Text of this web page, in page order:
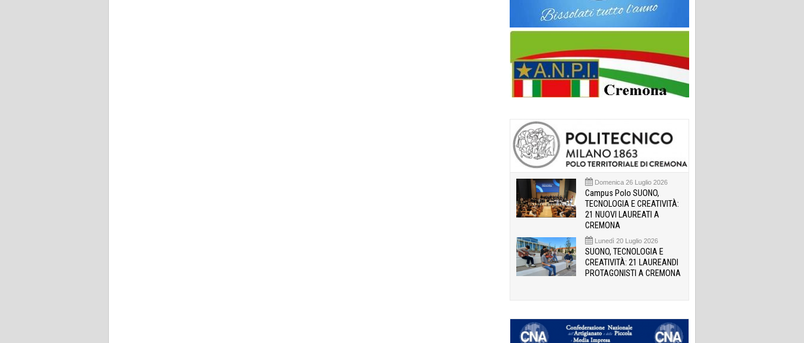
Domenica 26 Luglio 2026
Campus Polo SUONO,
TECNOLOGIA E CREATIVITÀ:
21 NUOVI LAUREATI A
CREMONA
Lunedì 20 Luglio 2026
SUONO, TECNOLOGIA E
CREATIVITÀ: 21 LAUREANDI
PROTAGONISTI A CREMONA